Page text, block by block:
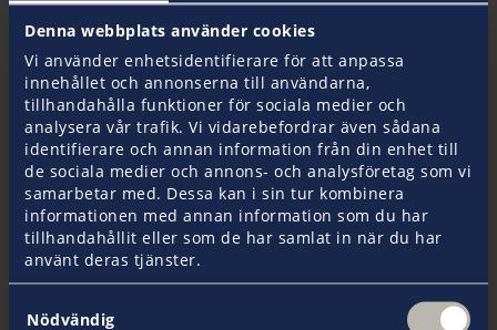
Denna webbplats använder cookies
Vi använder enhetsidentifierare för att anpassa
innehållet och annonserna till användarna,
tillhandahålla funktioner för sociala medier och
analysera vår trafik. Vi vidarebefordrar även sådana
identifierare och annan information från din enhet till
de sociala medier och annons- och analysföretag som vi
samarbetar med. Dessa kan i sin tur kombinera
informationen med annan information som du har
tillhandahållit eller som de har samlat in när du har
använt deras tjänster.
Nödvändig
Har du fler frågor? Vi står alltid till ditt förfogande när
det gäller försäkrings och båtrelaterade frågor!